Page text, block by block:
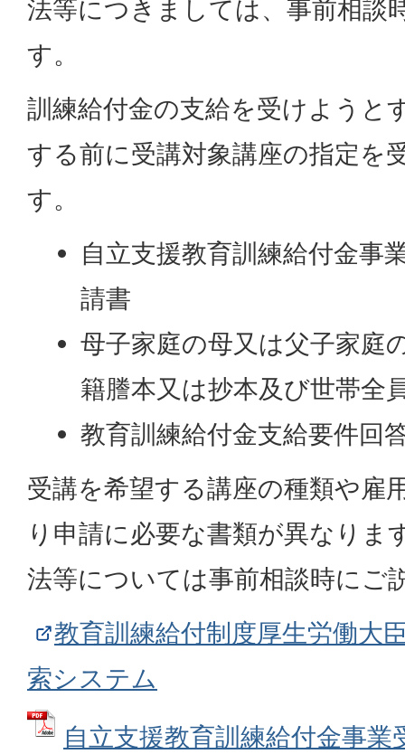
法等につきましては、事前相談
す。
訓練給付金の支給を受けようと
する前に受講対象講座の指定を
す。
自立支援教育訓練給付金事
請書
母子家庭の母又は父子家庭
籍謄本又は抄本及び世帯全
教育訓練給付金支給要件回
受講を希望する講座の種類や雇
り申請に必要な書類が異なりま
法等については事前相談時にご
教育訓練給付制度厚生労働大
索システム
自立支援教育訓練給付金事